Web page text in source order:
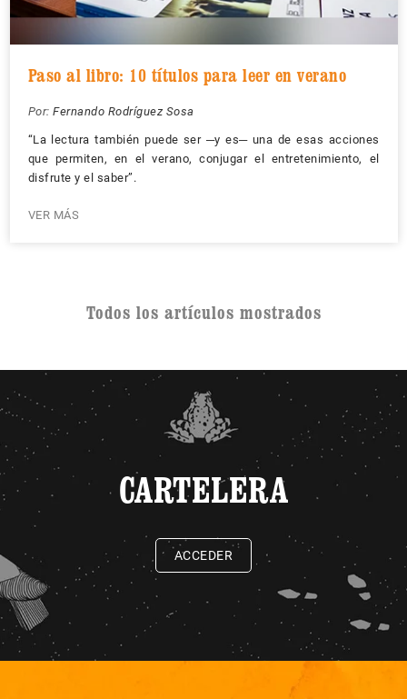
Paso al libro: 10 títulos para leer en verano
Por: Fernando Rodríguez Sosa
“La lectura también puede ser ─y es─ una de esas acciones
que permiten, en el verano, conjugar el entretenimiento, el
disfrute y el saber”.
VER MÁS
Todos los artículos mostrados
CARTELERA
ACCEDER